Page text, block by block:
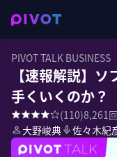
PIVOT TALK BUSINESS
【速報解説】
手くいくのか？
(110)8,261
大野峻典
佐々木紀